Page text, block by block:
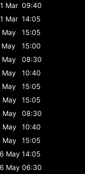
Mar 09:40
Mar 14:05
May
15:05
May
15:00
May
08:30
May
10:40
May
15:05
May
15:05
May
08:30
May
10:40
May
15:05
May 14:05
May 06:30